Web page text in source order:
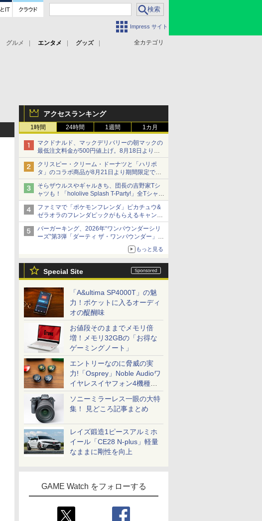
Impress サイト
全カテゴリ
グルメ エンタメ
グッズ
アクセスランキング
1時間 24時間 1週間 1カ月
マクドナルド、マックデリバリーの朝マックの
最低注文料金が500円値上げ。8月18日より
1,500円から受付
クリスピー・クリーム・ドーナツと「ハリポ
タ」のコラボ商品が8月21日より期間限定で発
売
組分け帽子ドーナツなど見た目も楽しい商品が
登場
そらザウルスやギャルきち、団長の吉野家Tシ
ャツも！「hololive Splash T-Party!」全Tシャツ
ラインナップ公開＆オンライン販売開始
ファミマで「ポケモンフレンダ」ピカチュウ&
ゼラオラのフレンダピックがもらえるキャンペ
ーン開催！
バーガーキング、2026年“ワンパウンダーシリ
ーズ”第3弾「ダーティ ザ・ワンパウンダー」を
「特製ガーリックマヨソース」を使用した超大
もっと見る
Special Site
「A&ultima SP4000T」の魅
力！ポケットに入るオーディ
オの醍醐味
お値段そのままでメモリ倍
増！メモリ32GBの「お得な
ゲーミングノート」
エントリーなのに脅威の実
力!「Osprey」Noble Audioワ
イヤレスイヤフォン4機種を
一気に聴く
ソニーミラーレス一眼の大特
集！ 見どころ記事まとめ
レイズ鍛造1ピースアルミホ
イール「CE28 N-plus」軽量
なままに剛性を向上
GAME Watch をフォローする